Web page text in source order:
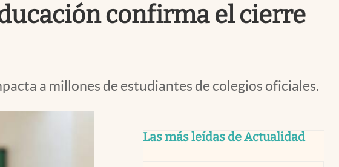
confirma el cierre
a millones de estudiantes de colegios oficiales.
Las más leídas de Actualidad